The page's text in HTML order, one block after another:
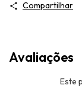
Compartilhar
Avaliações
Este